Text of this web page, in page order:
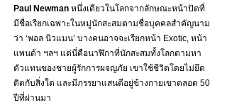
Paul Newman หนึ่งเดียวในโลกจากลักษณะหน้าปัดที่
มีชื่อเรียกเฉพาะในหมู่นักสะสมตามชื่อบุคคลสำคัญนาม
ว่า ‘พอล นิวแมน’ บางคนอาจจะเรียกหน้า Exotic, หน้า
แพนด้า ฯลฯ แต่นี่คือนาฬิกาที่นักสะสมทั้งโลกตามหา
ตัวแทนของชายผู้รักการผจญภัย เขาใช้ชีวิตโดยไม่ยึด
ติดกับสิ่งใด และมีภรรยาแสนดีอยู่ข้างกายเขาตลอด 50
ปีที่ผ่านมา